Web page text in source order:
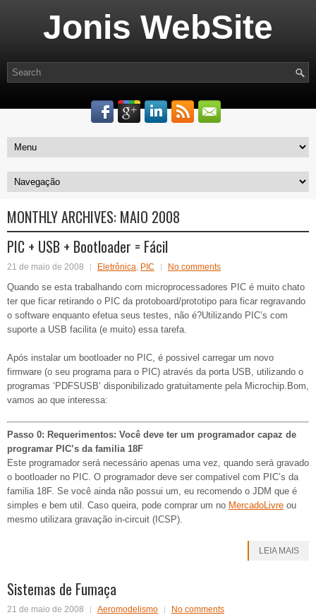
Jonis WebSite
MONTHLY ARCHIVES: MAIO 2008
PIC + USB + Bootloader = Fácil
21 de maio de 2008 Eletrônica, PIC No comments
Quando se esta trabalhando com microprocessadores PIC é muito chato
ter que ficar retirando o PIC da protoboard/prototipo para ficar regravando
o software enquanto efetua seus testes, não é?Utilizando PIC’s com
suporte a USB facilita (e muito) essa tarefa.
Após instalar um bootloader no PIC, é possivel carregar um novo
firmware (o seu programa para o PIC) através da porta USB, utilizando o
programas ‘PDFSUSB’ disponibilizado gratuitamente pela Microchip.Bom,
vamos ao que interessa:
Passo 0: Requerimentos: Você deve ter um programador capaz de
programar PIC’s da familia 18F
Este programador será necessário apenas uma vez, quando será gravado
o bootloader no PIC. O programador deve ser compativel com PIC’s da
familia 18F. Se você ainda não possui um, eu recomendo o JDM que é
simples e bem util. Caso queira, pode comprar um no MercadoLivre ou
mesmo utilizara gravação in-circuit (ICSP).
LEIA MAIS
Sistemas de Fumaça
21 de maio de 2008 Aeromodelismo No comments